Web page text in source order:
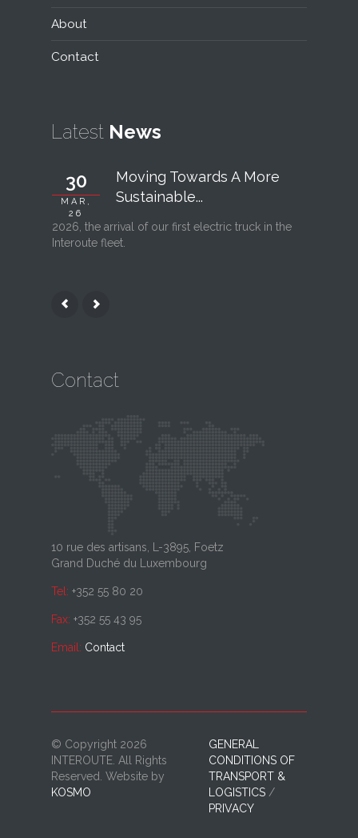
About
Contact
Latest News
30
MAR,
26
Moving Towards A More
Sustainable...
2026, the arrival of our first electric truck in the
Interoute fleet.
Contact
10 rue des artisans, L-3895, Foetz
Grand Duché du Luxembourg
Tel: +352 55 80 20
Fax: +352 55 43 95
Email: Contact
© Copyright 2026
INTEROUTE. All Rights
Reserved. Website by
KOSMO
GENERAL
CONDITIONS OF
TRANSPORT &
LOGISTICS
PRIVACY